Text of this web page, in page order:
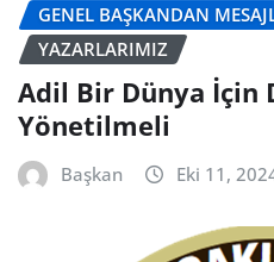
GENEL BAŞKANDAN
YAZARLARIMIZ
Adil Bir Dünya İçin
Yönetilmeli
Başkan Eki 11,